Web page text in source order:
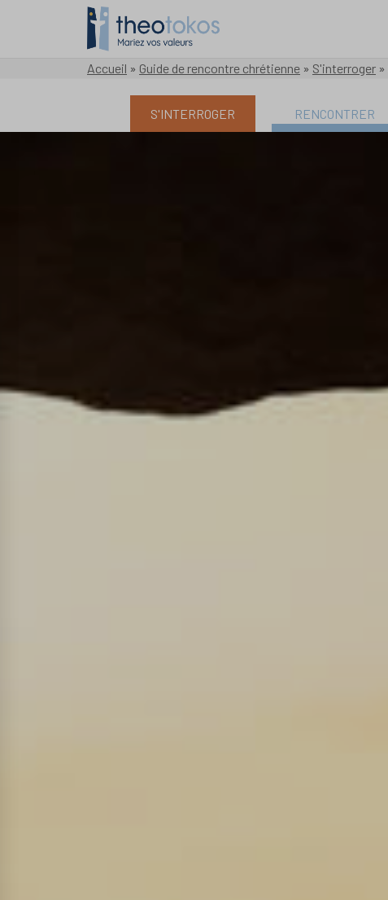
Accueil » Guide de rencontre chrétienne » S'interroger »
S'INTERROGER RENCONTRER